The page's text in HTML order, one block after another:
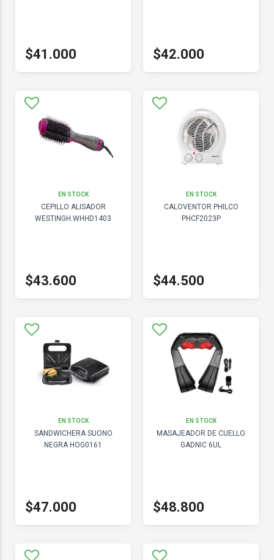
$41.000 $42.000
EN STOCK
CEPILLO ALISADOR
WESTINGH.WHHD1403
$43.600
EN STOCK
CALOVENTOR PHILCO
PHCF2023P
$44.500
EN STOCK
SANDWICHERA SUONO
NEGRA HOG0161
$47.000
EN STOCK
MASAJEADOR DE CUELLO
GADNIC 6UL
$48.800